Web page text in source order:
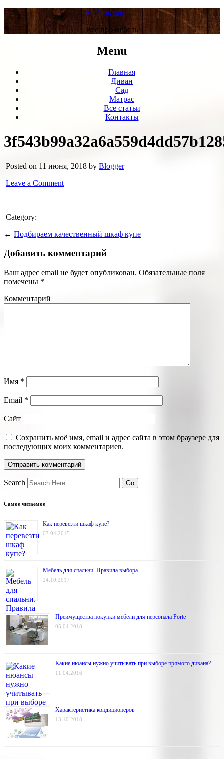
Мебель для вас
Все про мебель
Menu
Главная
Диван
Сад
Матрас
Все статьи
Контакты
Posted on 11 июня, 2018 by Blogger
Leave a Comment
Category:
← Подбираем качественный шкаф купе
Добавить комментарий
Ваш адрес email не будет опубликован. Обязательные поля
помечены *
Комментарий
Имя *
Email *
Сайт
Сохранить моё имя, email и адрес сайта в этом браузере для
последующих моих комментариев.
Search
Самое читаемое
Как перевезти шкаф купе?
07.04.2015
Мебель для спальни. Правила выбора
24.10.2017
Преимущества покупки мебели для персонала Porte
05.04.2018
Какие нюансы нужно учитывать при выборе прямого дивана?
11.04.2016
Характеристика кондиционеров
13.10.2018